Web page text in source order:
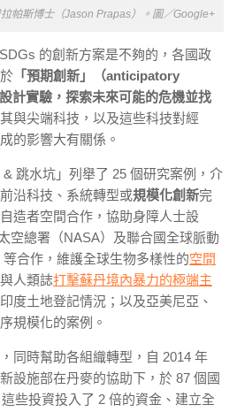
帕斯博士（Jason Prapas）。 圖／Google+
的創新方案是不夠的，各國政
「預期創新」（anticipatory
計實驗，探索未來可能的危機並找
與尖端科技，以及這些科技對經
的影響大有關係。
跳水坑」列舉了 25 個研究案例，介
沿科技、系統轉型或規模化創新完
造者空間合作，協助身障人士設
空總署（NASA）及聯合國全球脈動
等合作，維護全球生物多樣性的空間
人類誌打擊蘇丹境內暴力的極端主
度土地登記情況；以及亞美尼亞、
規模化的案例。
同時幫助各組織轉型，自 2014 年
設施部在丹麥的協助下，於 87 個國
些投資投入 了 2 倍的資金 、建立全